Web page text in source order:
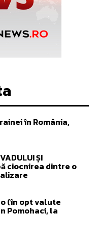
în România,
ȘI
ciocnirea dintre o
(în opt valute
Pomohaci, la